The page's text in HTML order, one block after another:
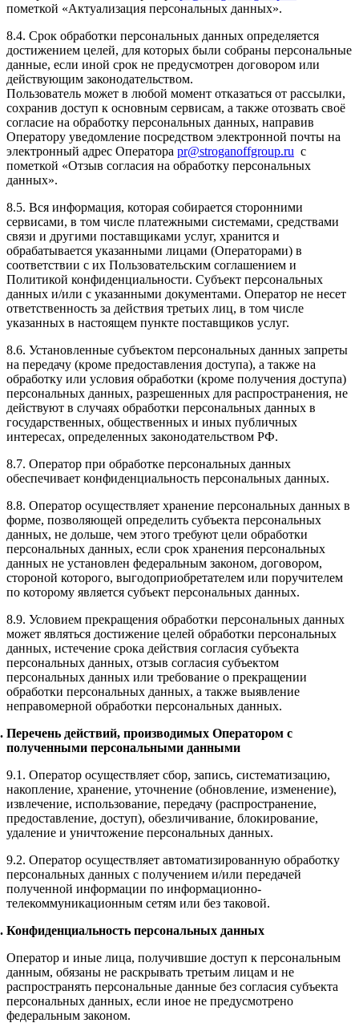
пометкой «Актуализация персональных данных».
8.4. Срок обработки персональных данных определяется
достижением целей, для которых были собраны персональные
данные, если иной срок не предусмотрен договором или
действующим законодательством.
Пользователь может в любой момент отказаться от рассылки,
сохранив доступ к основным сервисам, а также отозвать своё
согласие на обработку персональных данных, направив
Оператору уведомление посредством электронной почты на
электронный адрес Оператора pr@stroganoffgroup.ru с
пометкой «Отзыв согласия на обработку персональных
данных».
8.5. Вся информация, которая собирается сторонними
сервисами, в том числе платежными системами, средствами
связи и другими поставщиками услуг, хранится и
обрабатывается указанными лицами (Операторами) в
соответствии с их Пользовательским соглашением и
Политикой конфиденциальности. Субъект персональных
данных и/или с указанными документами. Оператор не несет
ответственность за действия третьих лиц, в том числе
указанных в настоящем пункте поставщиков услуг.
8.6. Установленные субъектом персональных данных запреты
на передачу (кроме предоставления доступа), а также на
обработку или условия обработки (кроме получения доступа)
персональных данных, разрешенных для распространения, не
действуют в случаях обработки персональных данных в
государственных, общественных и иных публичных
интересах, определенных законодательством РФ.
8.7. Оператор при обработке персональных данных
обеспечивает конфиденциальность персональных данных.
8.8. Оператор осуществляет хранение персональных данных в
форме, позволяющей определить субъекта персональных
данных, не дольше, чем этого требуют цели обработки
персональных данных, если срок хранения персональных
данных не установлен федеральным законом, договором,
стороной которого, выгодоприобретателем или поручителем
по которому является субъект персональных данных.
8.9. Условием прекращения обработки персональных данных
может являться достижение целей обработки персональных
данных, истечение срока действия согласия субъекта
персональных данных, отзыв согласия субъектом
персональных данных или требование о прекращении
обработки персональных данных, а также выявление
неправомерной обработки персональных данных.
Перечень действий, производимых Оператором с
полученными персональными данными
9.1. Оператор осуществляет сбор, запись, систематизацию,
накопление, хранение, уточнение (обновление, изменение),
извлечение, использование, передачу (распространение,
предоставление, доступ), обезличивание, блокирование,
удаление и уничтожение персональных данных.
9.2. Оператор осуществляет автоматизированную обработку
персональных данных с получением и/или передачей
полученной информации по информационно-
телекоммуникационным сетям или без таковой.
Конфиденциальность персональных данных
Оператор и иные лица, получившие доступ к персональным
данным, обязаны не раскрывать третьим лицам и не
распространять персональные данные без согласия субъекта
персональных данных, если иное не предусмотрено
федеральным законом.